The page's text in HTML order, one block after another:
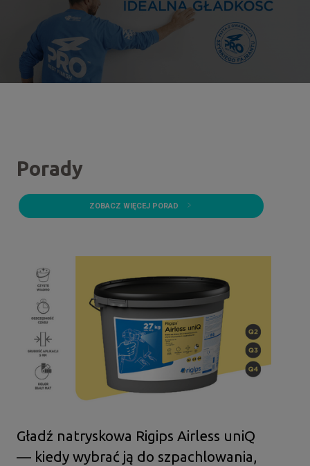
Porady
Gładź natryskowa Rigips Airless uniQ
— kiedy wybrać ją do szpachlowania,
ZOBACZ WIĘCEJ PORAD